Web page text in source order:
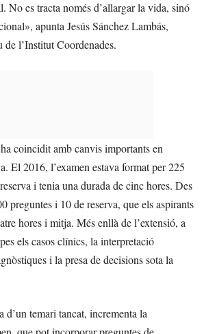
No es tracta només d’allargar la vida, sinó
apunta Jesús Sánchez Lambás,
l’Institut Coordenades.
coincidit amb canvis importants en
El 2016, l’examen estava format per 225
i tenia una durada de cinc hores. Des
preguntes i 10 de reserva, que els aspirants
hores i mitja. Més enllà de l’extensió, a
els casos clínics, la interpretació
i la presa de decisions sota la
d’un temari tancat, incrementa la